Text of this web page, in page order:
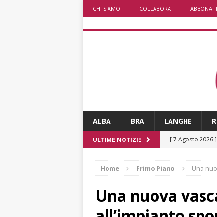
CHI SIAMO COLLABORA ABBONATI
ALBA BRA LANGHE
ULTIME NOTIZIE [ 7 Agosto 2026 ]
responsabile
Home Primo Piano Una
Una nuova